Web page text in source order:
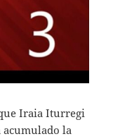
Iraia Iturregi
acumulado la